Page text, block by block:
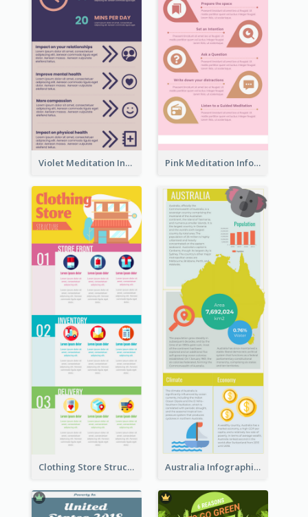
Violet Meditation Infographic Pink Meditation Infographic
Clothing Store Structure Infographic Australia Infographic